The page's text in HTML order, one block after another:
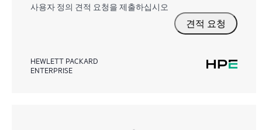
사용자 정의 견적 요청을 제출하십시오
견적 요청
HEWLETT PACKARD
ENTERPRISE